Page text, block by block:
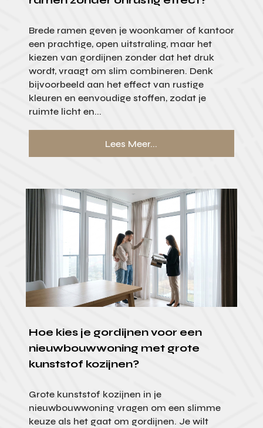
Brede ramen geven je woonkamer of kantoor
een prachtige, open uitstraling, maar het
kiezen van gordijnen zonder dat het druk
wordt, vraagt om slim combineren. Denk
bijvoorbeeld aan het effect van rustige
kleuren en eenvoudige stoffen, zodat je
ruimte licht en...
Lees Meer...
Hoe kies je gordijnen voor een
nieuwbouwwoning met grote
kunststof kozijnen?
Grote kunststof kozijnen in je
nieuwbouwwoning vragen om een slimme
keuze als het gaat om gordijnen. Je wilt